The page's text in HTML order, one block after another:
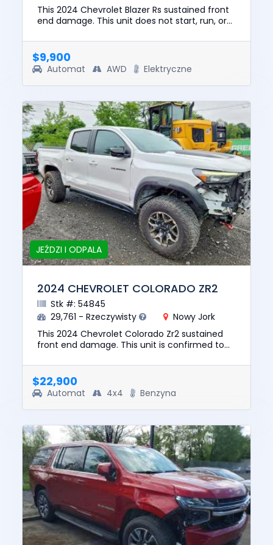
This 2024 Chevrolet Blazer Rs sustained front
end damage. This unit does not start, run, or
was $39326. Thi...
$9,900
Automat AWD Elektryczne
JEŹDZI I ODPALA
2024 CHEVROLET COLORADO ZR2
Stk #: 54845
29,761 - Rzeczywisty
Nowy Jork
This 2024 Chevrolet Colorado Zr2 sustained
front end damage. This unit is confirmed to
vehicle was $39396. ...
$22,900
Automat 4x4 Benzyna